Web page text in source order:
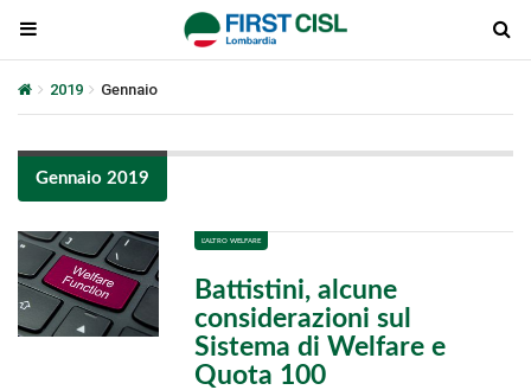
2019 Gennaio
Gennaio 2019
L'ALTRO WELFARE
Battistini, alcune
considerazioni sul
Sistema di Welfare e
Quota 100